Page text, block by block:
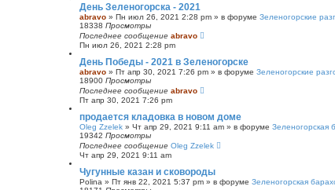
День Зеленогорска - 2021
abravo » Пн июл 26, 2021 2:28 pm » в форуме Зеленогорские
18338 Просмотры
Последнее сообщение abravo
Пн июл 26, 2021 2:28 pm
День Победы - 2021 в Зеленогорске
abravo » Пт апр 30, 2021 7:26 pm » в форуме Зеленогорские
18900 Просмотры
Последнее сообщение abravo
Пт апр 30, 2021 7:26 pm
продается кладовка в новом доме
Oleg Zzelek » Чт апр 29, 2021 9:11 am » в форуме Зеленогорская
19342 Просмотры
Последнее сообщение Oleg Zzelek
Чт апр 29, 2021 9:11 am
Чугунные казан и сковороды
Polina » Пт янв 22, 2021 5:37 pm » в форуме Зеленогорская